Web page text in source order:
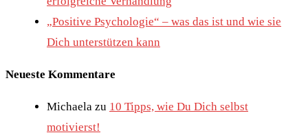
„Positive Psychologie“ – was das ist und wie sie
Dich unterstützen kann
Neueste Kommentare
Michaela zu 10 Tipps, wie Du Dich selbst
motivierst!